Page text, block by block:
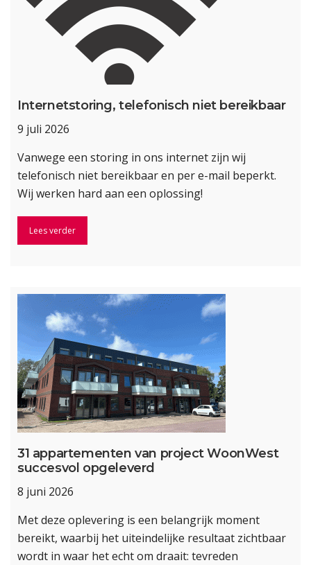
Internetstoring, telefonisch niet bereikbaar
9 juli 2026
Vanwege een storing in ons internet zijn wij
telefonisch niet bereikbaar en per e-mail beperkt.
Wij werken hard aan een oplossing!
Lees verder
31 appartementen van project WoonWest
succesvol opgeleverd
8 juni 2026
Met deze oplevering is een belangrijk moment
bereikt, waarbij het uiteindelijke resultaat zichtbaar
wordt in waar het echt om draait: tevreden